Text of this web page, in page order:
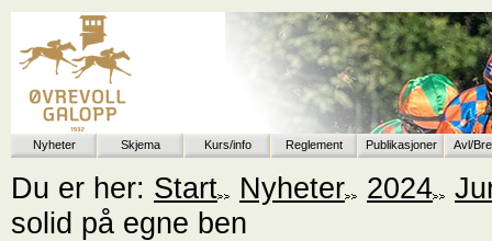
Nyheter Skjema Kurs/info Reglement Publikasjoner Avl/
Du er her: Start Nyheter 2024
solid på egne ben